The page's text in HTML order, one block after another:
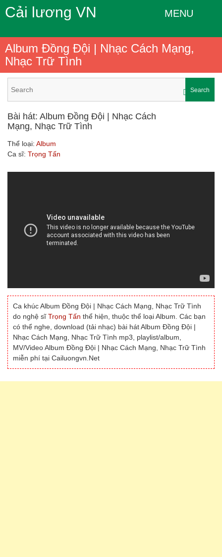
Cải lương VN MENU
Album Đồng Đội | Nhạc Cách Mạng,
Nhạc Trữ Tình
Search
Bài hát: Album Đồng Đội | Nhạc Cách
Mạng, Nhạc Trữ Tình
Thể loại: Album
Ca sĩ: Trọng Tấn
Ca khúc Album Đồng Đội | Nhạc Cách Mạng, Nhạc Trữ Tình
do nghệ sĩTrọng Tấn thể hiện, thuộc thể loại Album. Các bạn
có thể nghe, download (tải nhạc) bài hát Album Đồng Đội |
Nhạc Cách Mạng, Nhạc Trữ Tình mp3, playlist/album,
MV/Video Album Đồng Đội | Nhạc Cách Mạng, Nhạc Trữ Tình
miễn phí tại Cailuongvn.Net